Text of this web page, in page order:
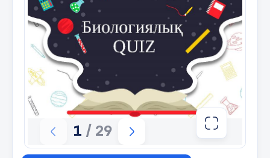
Жауаптары: 1.Зоология 2.Микология
3.Герпетология 4.Орнитология 5.Ихтиология
10 слайд
II кезең «Биологиялық жұмбақ» Айналым
1 / 29